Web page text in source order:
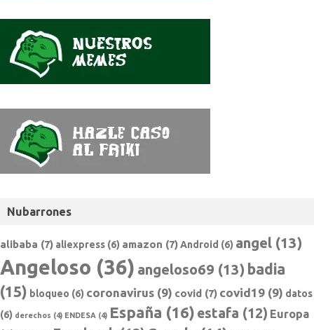
Nubarrones
alibaba (7) aliexpress (6) amazon (7)Android (6) angel (13)
Angeloso (36) angeloso69 (13) badia
(15) bloqueo (6) coronavirus (9) covid (7) covid19 (9) datos
(6) derechos (4) ENDESA (4) España (16) estafa (12) Europa